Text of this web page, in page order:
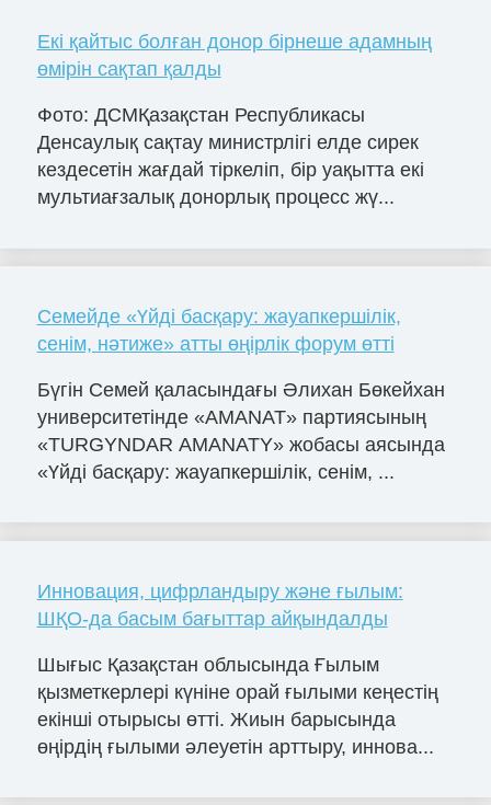
Екі қайтыс болған донор бірнеше адамның
өмірін сақтап қалды
Фото: ДСМҚазақстан Республикасы
Денсаулық сақтау министрлігі елде сирек
кездесетін жағдай тіркеліп, бір уақытта екі
мультиағзалық донорлық процесс жү...
Семейде «Үйді басқару: жауапкершілік,
сенім, нәтиже» атты өңірлік форум өтті
Бүгін Семей қаласындағы Әлихан Бөкейхан
университетінде «AMANAT» партиясының
«TURGYNDAR AMANATY» жобасы аясында
«Үйді басқару: жауапкершілік, сенім, ...
Инновация, цифрландыру және ғылым:
ШҚО-да басым бағыттар айқындалды
Шығыс Қазақстан облысында Ғылым
қызметкерлері күніне орай ғылыми кеңестің
екінші отырысы өтті. Жиын барысында
өңірдің ғылыми әлеуетін арттыру, иннова...